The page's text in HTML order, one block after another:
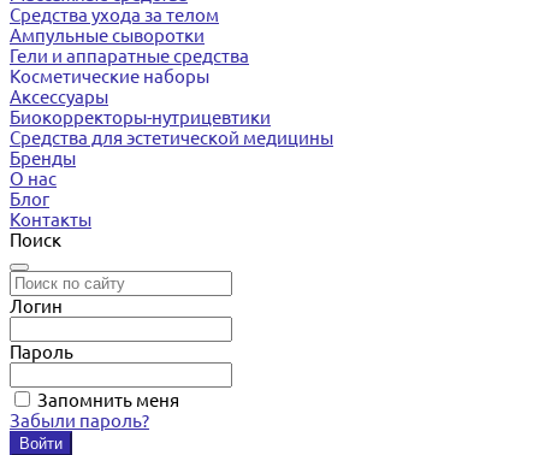
Средства ухода за телом
Ампульные сыворотки
Гели и аппаратные средства
Косметические наборы
Аксессуары
Биокорректоры-нутрицевтики
Средства для эстетической медицины
Бренды
О нас
Блог
Контакты
Поиск
Логин
Пароль
Запомнить меня
Забыли пароль?